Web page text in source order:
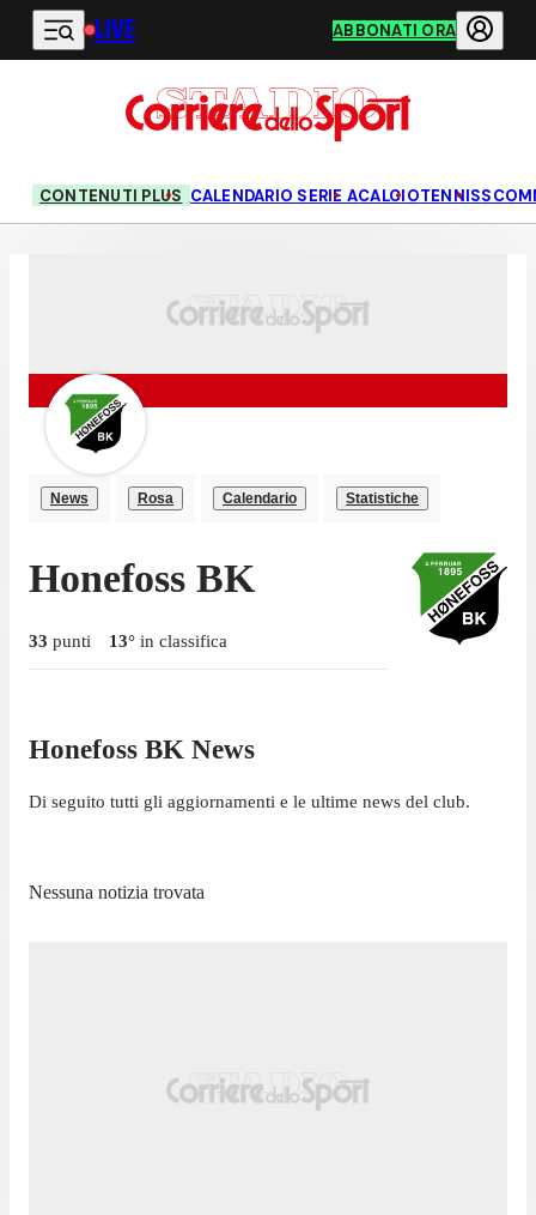
Vai al contenuto principale
LIVE ABBONATI ORA
CONTENUTI PLUS CALENDARIO SERIE ACALCIOTENNIS
News Rosa Calendario Statistiche
Honefoss BK
33 punti 13° in classifica
Honefoss BK News
Di seguito tutti gli aggiornamenti e le ultime news del club.
Nessuna notizia trovata